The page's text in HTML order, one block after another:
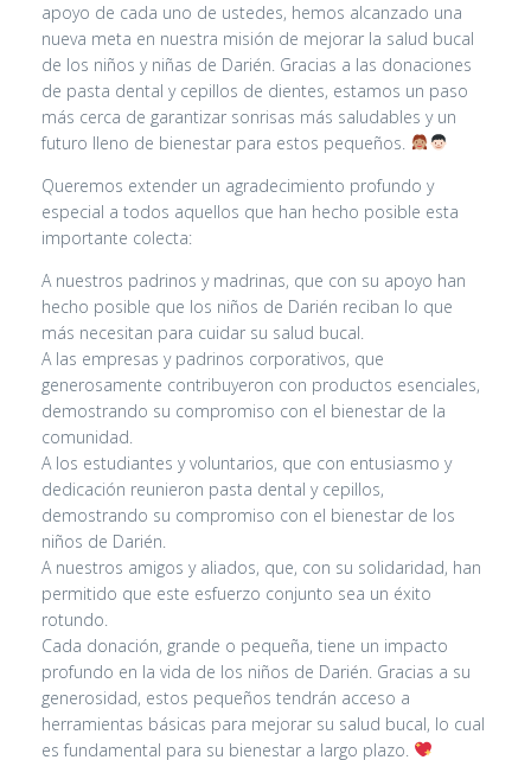
apoyo de cada uno de ustedes, hemos alcanzado una
nueva meta en nuestra misión de mejorar la salud bucal
de los niños y niñas de Darién. Gracias a las donaciones
de pasta dental y cepillos de dientes, estamos un paso
más cerca de garantizar sonrisas más saludables y un
futuro lleno de bienestar para estos pequeños.
Queremos extender un agradecimiento profundo y
especial a todos aquellos que han hecho posible esta
importante colecta:
A nuestros padrinos y madrinas, que con su apoyo han
hecho posible que los niños de Darién reciban lo que
más necesitan para cuidar su salud bucal.
A las empresas y padrinos corporativos, que
generosamente contribuyeron con productos esenciales,
demostrando su compromiso con el bienestar de la
comunidad.
A los estudiantes y voluntarios, que con entusiasmo y
dedicación reunieron pasta dental y cepillos,
demostrando su compromiso con el bienestar de los
niños de Darién.
A nuestros amigos y aliados, que, con su solidaridad, han
permitido que este esfuerzo conjunto sea un éxito
rotundo.
Cada donación, grande o pequeña, tiene un impacto
profundo en la vida de los niños de Darién. Gracias a su
generosidad, estos pequeños tendrán acceso a
herramientas básicas para mejorar su salud bucal, lo cual
es fundamental para su bienestar a largo plazo.